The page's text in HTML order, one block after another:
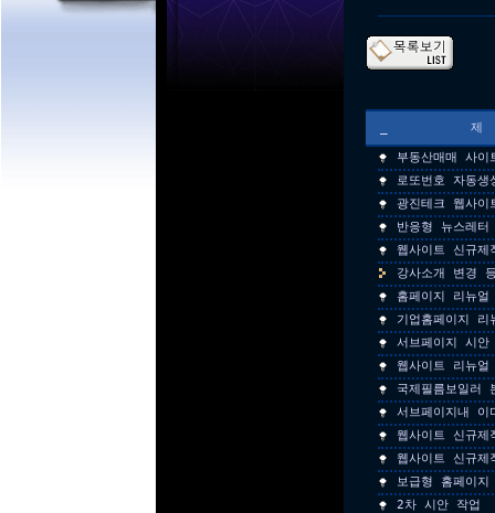
부동산매매 사
로또번호 자동생
광진테크 웹사
반응형 뉴스레
웹사이트 신규제
강사소개 변경
홈페이지 리뉴
기업홈페이지 리
서브페이지 시안
웹사이트 리뉴얼
국제필름보일러
서브페이지내 이
웹사이트 신규제
웹사이트 신규
보급형 홈페이지
2차 시안 작업